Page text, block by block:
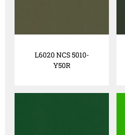
L6020 NCS 5010-
Y50R